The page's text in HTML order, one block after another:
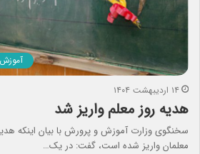
۱۴ اردیبهشت ۱۴۰۴
هدیه روز معلم واریز شد
سخنگوی وزارت آموزش و پرورش با بیان اینکه
معلمان واریز شده است، گفت: در یک…